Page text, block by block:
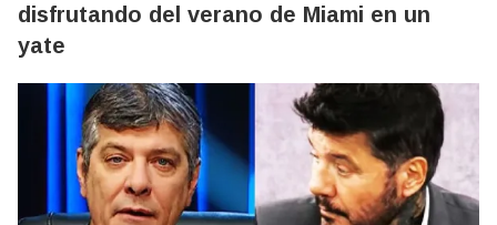
disfrutando del verano de Miami en un
yate